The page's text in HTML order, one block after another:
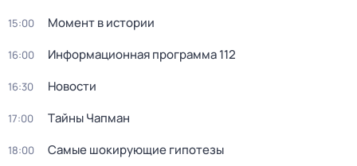
15:00 Момент в истории
16:00 Информационная программа 112
16:30 Новости
17:00 Тaйны Чапман
18:00 Самые шoкиpующие гипотезы